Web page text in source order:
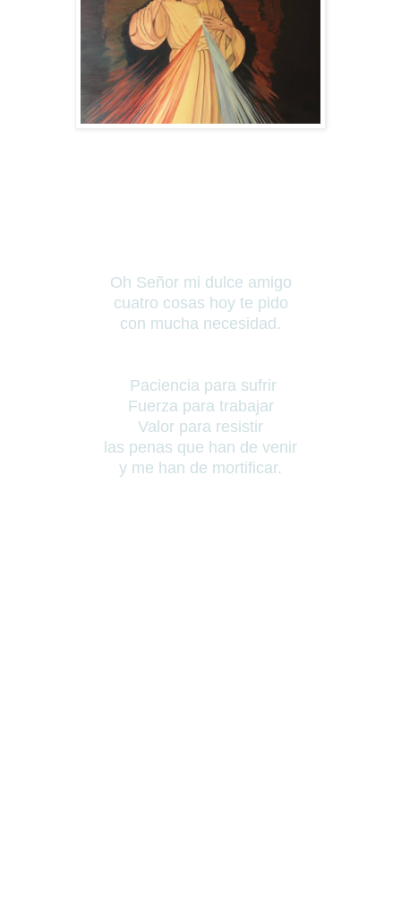
Oh Señor mi dulce amigo
cuatro cosas hoy te pido
con mucha necesidad.
Paciencia para sufrir
Fuerza para trabajar
Valor para resistir
las penas que han de venir
y me han de mortificar.